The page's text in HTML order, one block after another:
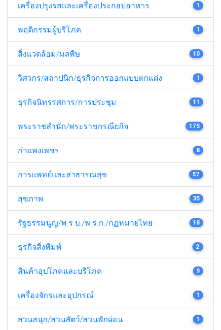
เครื่องปรุงรสและเครื่องประกอบอาหาร 1
พฤติกรรมผู้บริโภค 1
สิ่งแวดล้อม/มลพิษ 10
วิศวกร/สถาปนิก/ธุรกิจการออกแบบตกแต่ง 1
ธุรกิจนิทรรศการ/การประชุม 11
พระราชสำนัก/พระราชกรณียกิจ 175
กำแพงเพชร 8
การแพทย์และสาธารณสุข 57
สุขภาพ 35
รัฐธรรมนูญ/พ.ร.บ./พ.ร.ก./กฏหมายไทย 18
ธุรกิจสิ่งพิมพ์ 2
สินค้าอุปโภคและบริโภค 9
เครื่องจักรและอุปกรณ์ 1
สวนสนุก/สวนสัตว์/สวนพักผ่อน 1